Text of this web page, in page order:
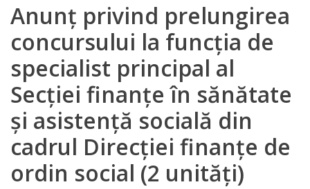
ordin
economic
Direcția
finanțe
de
ordin
social
Anunț privind prelungirea
concursului la funcția de
specialist principal al
Secției finanțe în sănătate
și asistență socială din
cadrul Direcției finanțe de
ordin social (2 unități)